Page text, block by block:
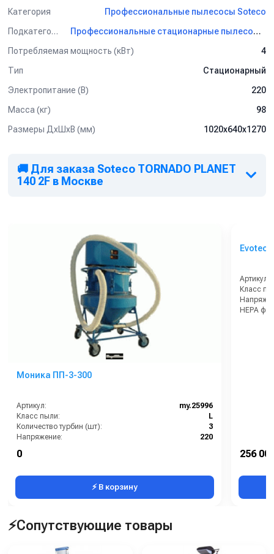
Категория
Профессиональные пылесосы Soteco
Подкатегория
Профессиональные стационарные пылесосы Soteco
Потребляемая мощность (кВт)
4
Тип
Стационарный
Электропитание (В)
220
Масса (кг)
98
Размеры ДхШхВ (мм)
1020x640x1270
🚚 Для заказа Soteco TORNADO PLANET
140 2F в Москве
Моника ПП-3-300
Артикул:
my.25996
Класс пыли:
L
Количество турбин (шт):
3
Напряжение:
220
0
⚡ В корзину
Evotec
Артикул:
Класс
HEPA
256
⚡Сопутствующие товары